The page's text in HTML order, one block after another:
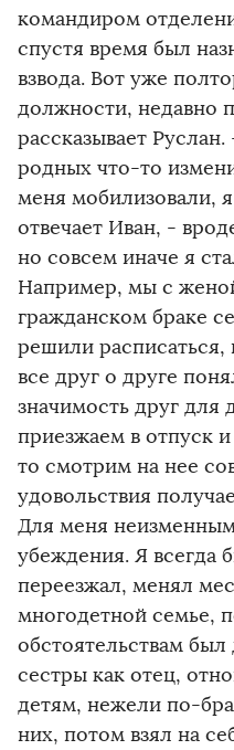
командиром
спустя время был
взвода. Вот уже
должности, недавно
рассказывает
родных что-то
меня мобилизовали,
отвечает Иван, -
но совсем иначе я
Например, мы с
гражданском браке
решили расписаться,
все друг о друге
значимость друг для
приезжаем в отпуск
то смотрим на нее
удовольствия
Для меня
убеждения. Я всегда
переезжал, менял
многодетной семье,
обстоятельствам
сестры как отец,
детям, нежели по-
них, потом взял на